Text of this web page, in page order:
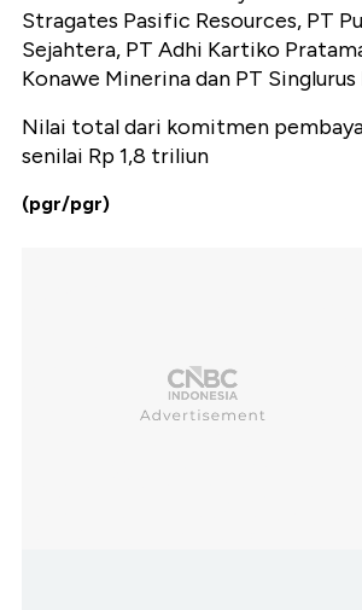
Stragates Pasific Resources, PT
Sejahtera, PT Adhi Kartiko
Konawe Minerina dan PT
Nilai total dari komitmen
senilai Rp 1,8 triliun
(pgr/pgr)